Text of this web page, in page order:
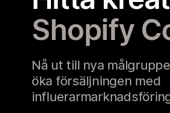
Shopify
Nå ut till nya
öka försäljningen med